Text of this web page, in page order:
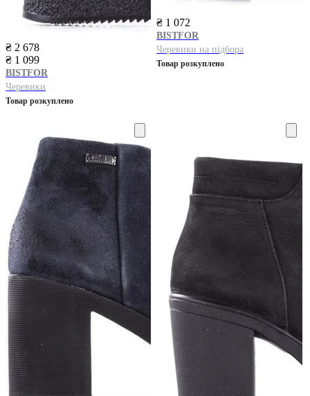
₴ 2 678
₴ 1 099
BISTFOR
Черевики
Товар розкуплено
₴ 1 072
BISTFOR
Черевики на підбора
Товар розкуплено